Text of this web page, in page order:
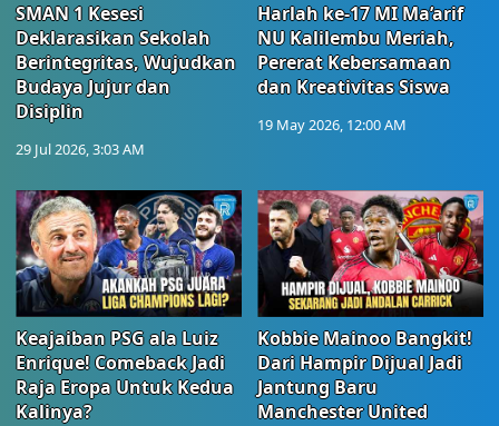
SMAN 1 Kesesi
Deklarasikan Sekolah
Berintegritas, Wujudkan
Budaya Jujur dan
Disiplin
29 Jul 2026, 3:03 AM
Harlah ke-17 MI Ma’arif
NU Kalilembu Meriah,
Pererat Kebersamaan
dan Kreativitas Siswa
19 May 2026, 12:00 AM
Keajaiban PSG ala Luiz
Enrique! Comeback Jadi
Raja Eropa Untuk Kedua
Kalinya?
Kobbie Mainoo Bangkit!
Dari Hampir Dijual Jadi
Jantung Baru
Manchester United